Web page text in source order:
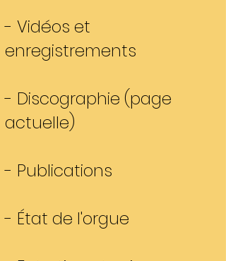
- Vidéos et
enregistrements
- Discographie (page
actuelle)
- Publications
- État de l'orgue